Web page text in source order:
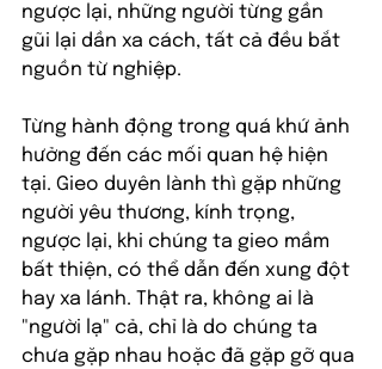
ngược lại, những người từng gần
gũi lại dần xa cách, tất cả đều bắt
nguồn từ nghiệp.
Từng hành động trong quá khứ ảnh
hưởng đến các mối quan hệ hiện
tại. Gieo duyên lành thì gặp những
người yêu thương, kính trọng,
ngược lại, khi chúng ta gieo mầm
bất thiện, có thể dẫn đến xung đột
hay xa lánh. Thật ra, không ai là
"người lạ" cả, chỉ là do chúng ta
chưa gặp nhau hoặc đã gặp gỡ qua